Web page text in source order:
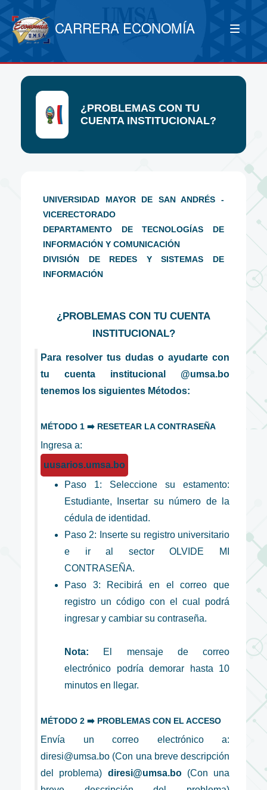
CARRERA ECONOMÍA
¿PROBLEMAS CON TU
CUENTA INSTITUCIONAL?
UNIVERSIDAD MAYOR DE SAN ANDRÉS -
VICERECTORADO
DEPARTAMENTO DE TECNOLOGÍAS DE
INFORMACIÓN Y COMUNICACIÓN
DIVISIÓN DE REDES Y SISTEMAS DE
INFORMACIÓN
¿PROBLEMAS CON TU CUENTA
INSTITUCIONAL?
Para resolver tus dudas o ayudarte con
tu cuenta institucional @umsa.bo
tenemos los siguientes Métodos:
MÉTODO 1 ➡️ RESETEAR LA CONTRASEÑA
Ingresa a:
uusarios.umsa.bo
Paso 1: Seleccione su estamento:
Estudiante, Insertar su número de la
cédula de identidad.
Paso 2: Inserte su registro universitario
e ir al sector OLVIDE MI
CONTRASEÑA.
Paso 3: Recibirá en el correo que
registro un código con el cual podrá
ingresar y cambiar su contraseña.
Nota: El mensaje de correo
electrónico podría demorar hasta 10
minutos en llegar.
MÉTODO 2 ➡️ PROBLEMAS CON EL ACCESO
Envía un correo electrónico a:
diresi@umsa.bo (Con una breve descripción
del problema) diresi@umsa.bo(Con una